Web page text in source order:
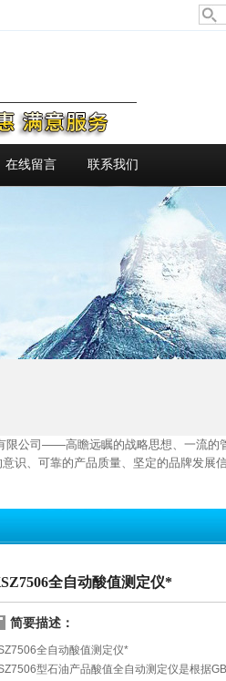
在线留言 联系我们
限公司——高瞻远瞩的战略思想、一流的
识、可靠的产品质量、坚定的品牌发展信
全自动酸值测定仪*
简要描述：
全自动酸值测定仪*
型石油产品酸值全自动测定仪是根据